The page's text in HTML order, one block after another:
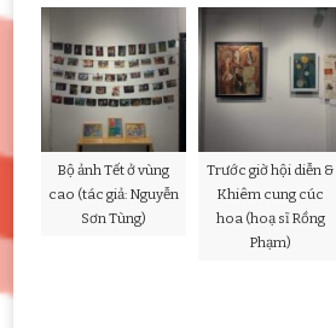
Bộ ảnh Tết ở vùng
cao (tác giả: Nguyễn
Sơn Tùng)
Trước giờ hội diễn &
Khiêm cung cúc
hoa (hoạ sĩ Rồng
Phạm)